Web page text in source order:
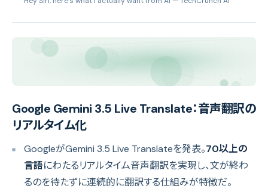
Google Gemini 3.5 Live Translate：音声翻訳の
リアルタイム化
GoogleがGemini 3.5 Live Translateを発表。70以上の
言語にわたるリアルタイム音声翻訳を実現し、文が終わ
るのを待たずに連続的に翻訳する仕組みが特徴だ。